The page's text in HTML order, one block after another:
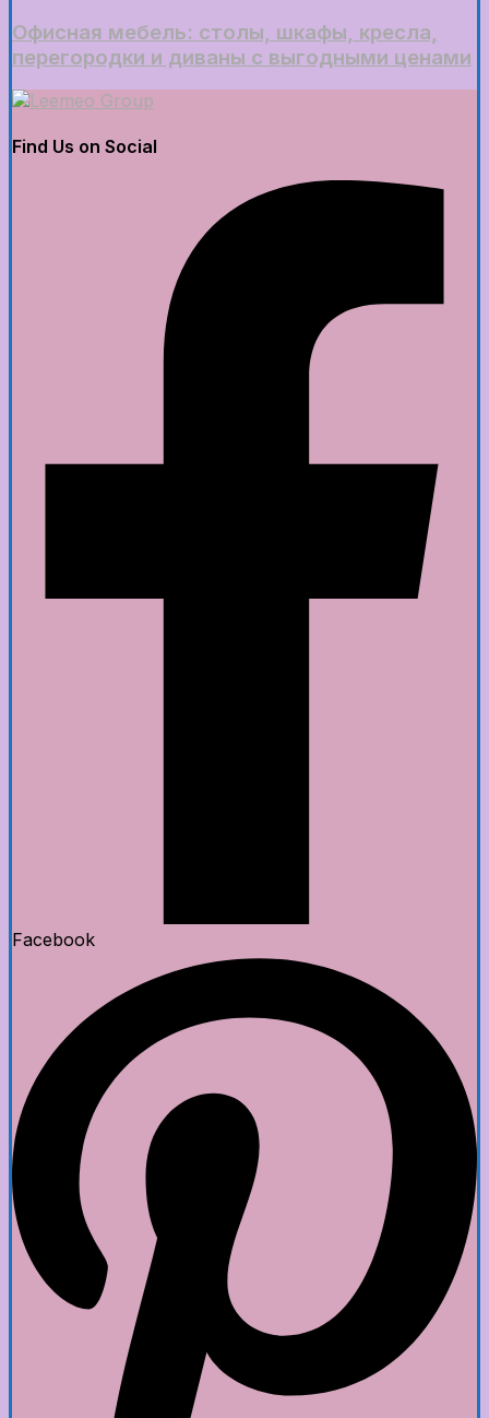
Офисная мебель: столы, шкафы, кресла,
перегородки и диваны с выгодными ценами
Find Us on Social
Facebook